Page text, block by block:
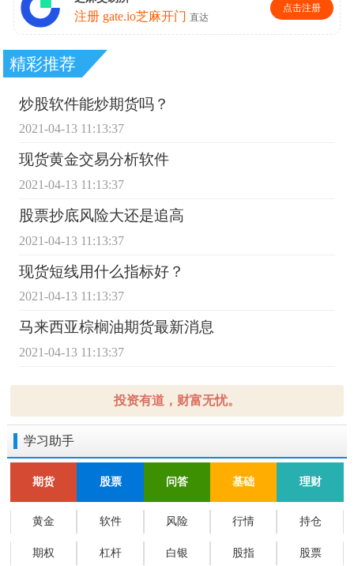
精彩推荐
炒股软件能炒期货吗？
2021-04-13 11:13:37
现货黄金交易分析软件
2021-04-13 11:13:37
股票抄底风险大还是追高
2021-04-13 11:13:37
现货短线用什么指标好？
2021-04-13 11:13:37
马来西亚棕榈油期货最新消息
2021-04-13 11:13:37
投资有道，财富无忧。
学习助手
期货 股票 问答 基础 理财
黄金 软件 风险 行情 持仓
期权 杠杆 白银 股指 股票